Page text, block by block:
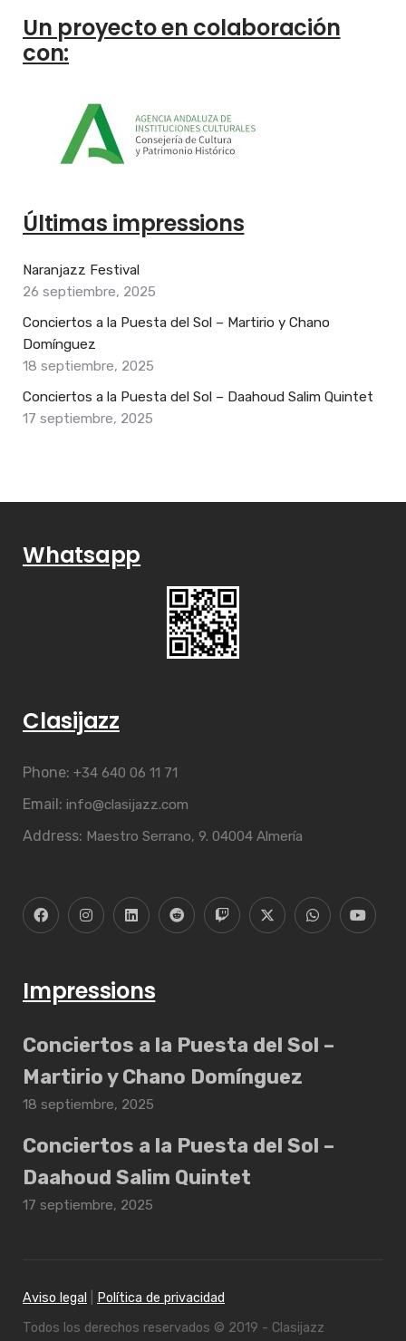
Un proyecto en colaboración
con:
Últimas impressions
Naranjazz Festival
26 septiembre, 2025
Conciertos a la Puesta del Sol – Martirio y Chano
Domínguez
18 septiembre, 2025
Conciertos a la Puesta del Sol – Daahoud Salim Quintet
17 septiembre, 2025
Whatsapp
Clasijazz
Phone: +34 640 06 11 71
Email: info@clasijazz.com
Address: Maestro Serrano, 9. 04004 Almería
Impressions
Conciertos a la Puesta del Sol –
Martirio y Chano Domínguez
18 septiembre, 2025
Conciertos a la Puesta del Sol –
Daahoud Salim Quintet
17 septiembre, 2025
Aviso legal
Política de privacidad
Todos los derechos reservados © 2019 - Clasijazz